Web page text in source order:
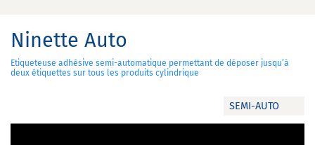
SEMI-AUTO
Ninette Auto
Etiqueteuse adhésive semi-automatique permettant de déposer jusqu’à
deux étiquettes sur tous les produits cylindrique